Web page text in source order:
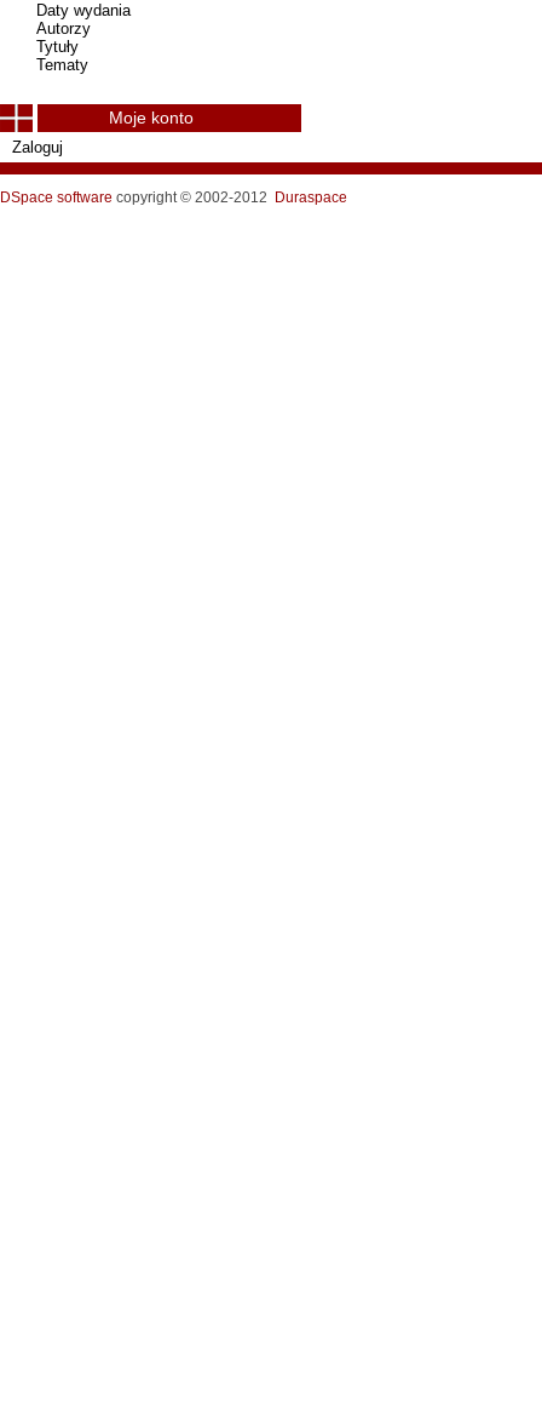
Daty wydania
Autorzy
Tytuły
Tematy
Moje konto
Zaloguj
DSpace software copyright © 2002-2012 Duraspace